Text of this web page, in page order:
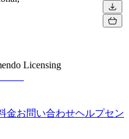
Licensing
金お問い合わせヘルプセン